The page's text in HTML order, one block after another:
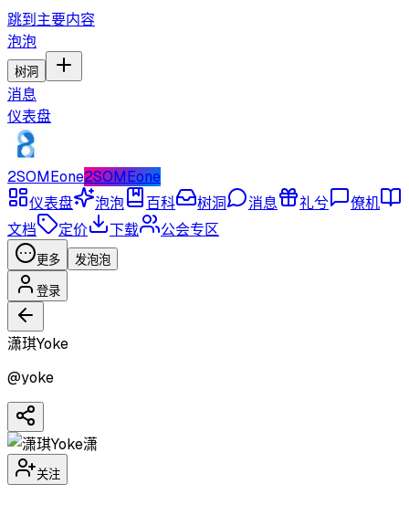
跳到主要内容
泡泡
树洞
消息
仪表盘
2SOMEone2SOMEone
仪表盘
泡泡 百科 树洞 消息 礼兮
僚机
文档
定价 下载 公会专区
更多 发泡泡
登录
潇琪Yoke
@yoke
潇
关注